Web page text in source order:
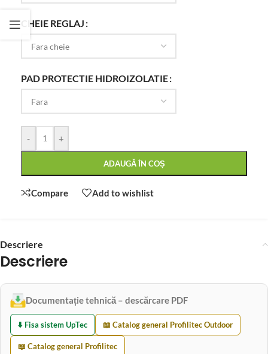
CHEIE REGLAJ
PAD PROTECTIE HIDROIZOLATIE
- +
ADAUGĂ ÎN COȘ
Compare Add to wishlist
Descriere
Descriere
Documentație tehnică – descărcare PDF
⬇️ Fisa sistem UpTec 📖 Catalog general Profilitec Outdoor
📖 Catalog general Profilitec